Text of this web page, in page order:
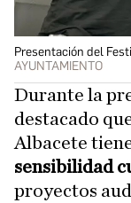
Presentación del
AYUNTAMIENTO
Durante la
destacado
Albacete
sensibilidad
proyectos